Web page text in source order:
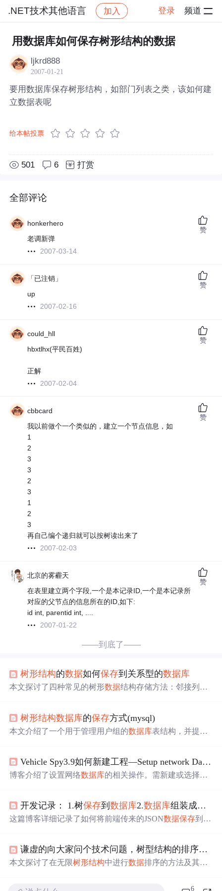
.NET技术其他语言 加入 登录 频道
社区 .NET技术其他语言 帖子详情
用数据库如何保存树形结构的数据
ljkrd888
2007-01-21
要用数据库保存树形结构，如部门列表之类，该如何建
立数据表呢
给本帖投票
501 6 打赏
全部评论
honkerhero
老调新弹
2007-03-14
赞
「已注销」
up
2007-02-16
赞
could_hll
hbxtlhx(平民百姓)
正解
2007-02-04
赞
cbbcard
我以前做个一个类似的，建立一个节点信息，如
1
2
3
3
2
3
1
2
3
再自己编个递归就可以按树读出来了
2007-02-03
赞
北京的雾霾天
在表里建立两个字段,一个是本记录ID,一个是本记录所
对应的父节点的信息所在的ID,如下:
id int, parentid int, ....
2007-01-22
赞
——到底了——
树形结构的数据如何保存到关系型的数据库
本文探讨了四种常见的树形数据结构存储方法：邻接列表
而闭包表法则在查询直接下属或上级时表现优秀。
树形结构数据库的保存方式(mysql)
本文介绍了一个用于管理用户组的数据库表结构，并提供
Vehicle Spy3.9如何新建工程—Setup network Database
博客介绍了设置网络数据库的相关操作。需新建或选择已
文件、LDF arxml UEF文件的导入方法，最后强调保存操
作。
开发记录： 1.树保存到数据库2.数据库组装成树给前端
这篇博客详细记录了如何将前端传来的JSON数据保存到 数
谦虚的向大家问个技术问题，树型结构的排序问题
本文探讨了在无限树形结构中进行数据排序的方法及其实
6